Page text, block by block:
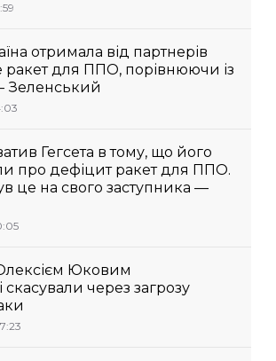
отримала від партнерів
ракет для ППО, порівнюючи із
Зеленський
Гегсета в тому, що його
про дефіцит ракет для ППО.
це на свого заступника —
Юковим
через загрозу